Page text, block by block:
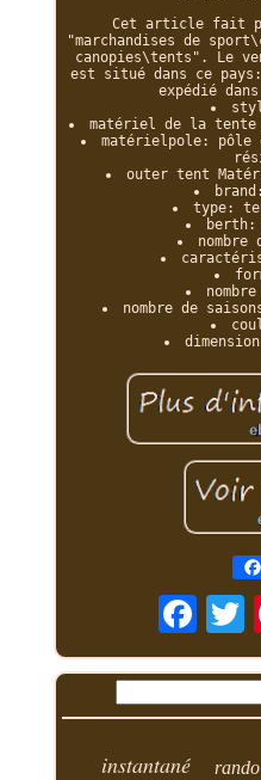
Cet article fait
"marchandises de
canopies\tents". Le
est situé dans ce
expédié
matériel de la
matérielpole: pôle
outer tent
type:
berth:
nombre de
instantané rando